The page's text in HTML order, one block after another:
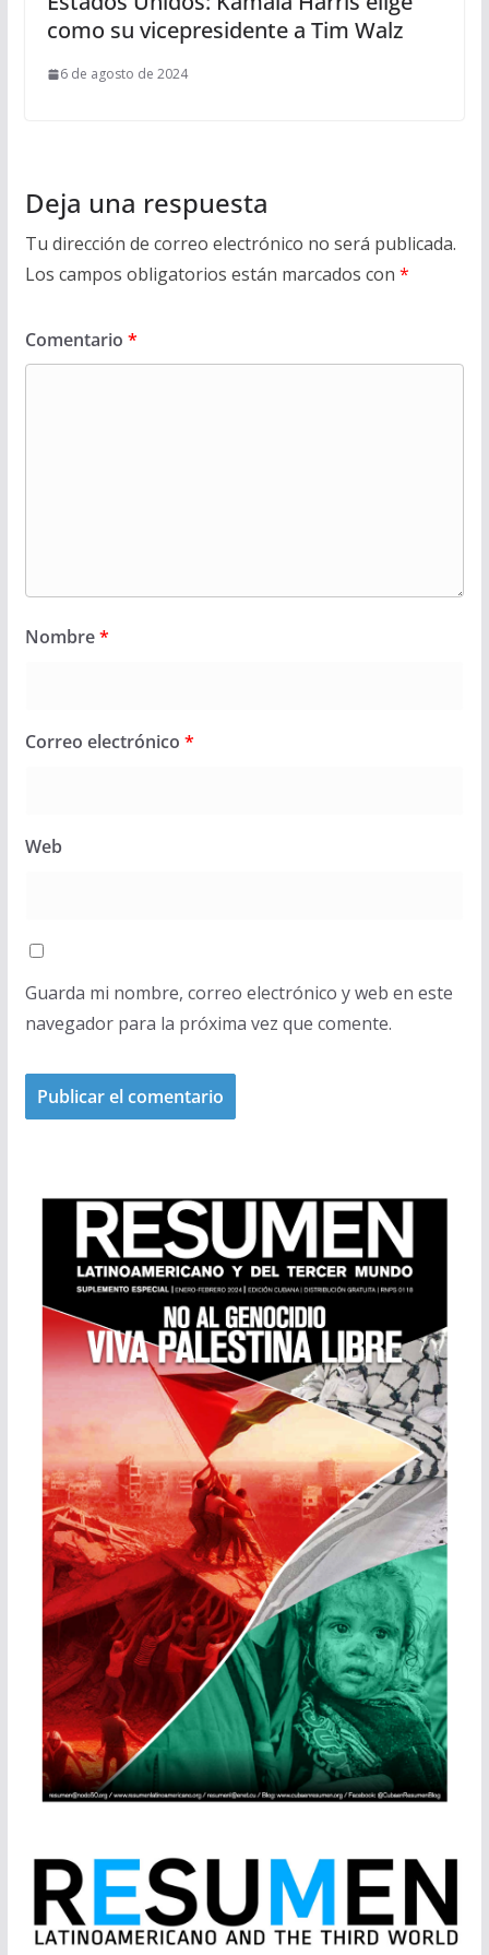
como su vicepresidente a Tim Walz
6 de agosto de 2024
Deja una respuesta
Tu dirección de correo electrónico no será publicada.
Los campos obligatorios están marcados con *
Comentario *
Nombre*
Correo electrónico *
Web
Guarda mi nombre, correo electrónico y web en este
navegador para la próxima vez que comente.